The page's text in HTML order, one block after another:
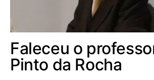
Faleceu o
Pinto da Rocha